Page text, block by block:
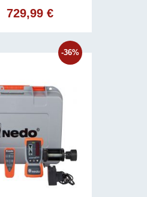
Ursprünglicher
1.088,99 €
729,99 €Aktueller
ist:
729,99 €.
-36%